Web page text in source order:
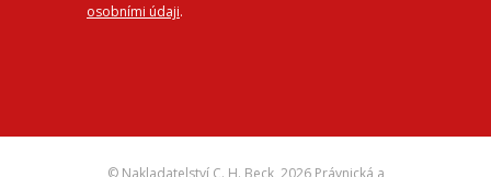
osobními údaji.
© Nakladatelství C. H. Beck, 2026 Právnická a